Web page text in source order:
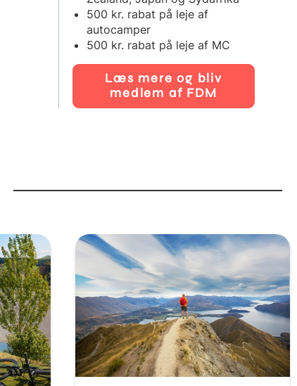
500 kr. rabat på leje af
autocamper
500 kr. rabat på leje af MC
Læs mere og bliv
medlem af FDM